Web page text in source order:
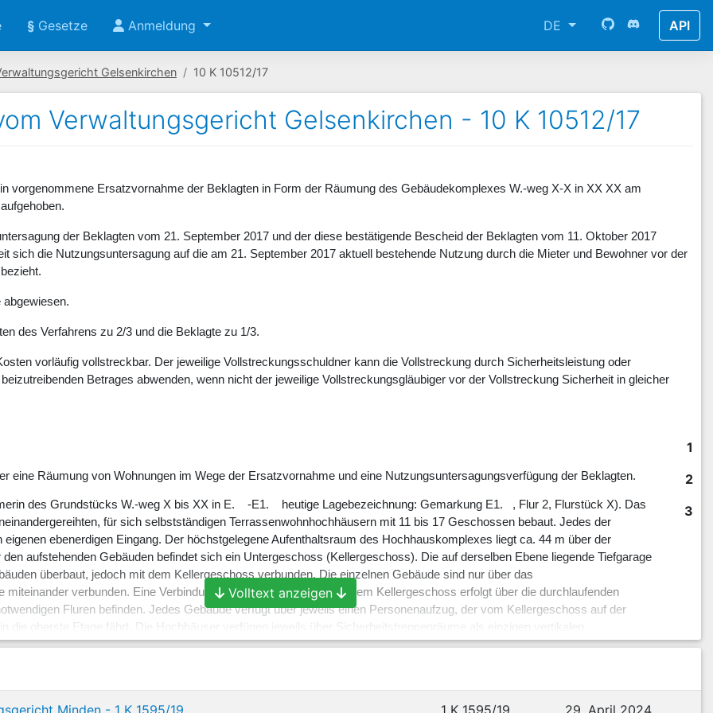
§ Gesetze Anmeldung DE API
Gelsenkirchen 10 K 10512/17
Verwaltungsgericht Gelsenkirchen - 10 K 10512/17
vorgenommene Ersatzvornahme der Beklagten in Form der Räumung des Gebäudekomplexes W.-weg X-X in XX XX am
der Beklagten vom 21. September 2017 und der diese bestätigende Bescheid der Beklagten vom 11. Oktober 2017
sich die Nutzungsuntersagung auf die am 21. September 2017 aktuell bestehende Nutzung durch die Mieter und Bewohner vor der
abgewiesen.
des Verfahrens zu 2/3 und die Beklagte zu 1/3.
vorläufig vollstreckbar. Der jeweilige Vollstreckungsschuldner kann die Vollstreckung durch Sicherheitsleistung oder
Betrages abwenden, wenn nicht der jeweilige Vollstreckungsgläubiger vor der Vollstreckung Sicherheit in gleicher
1
2
eine Räumung von Wohnungen im Wege der Ersatzvornahme und eine Nutzungsuntersagungsverfügung der Beklagten.
3
des Grundstücks W.-weg X bis XX in E. -E1. heutige Lagebezeichnung: Gemarkung E1. , Flur 2, Flurstück X). Das
für sich selbstständigen Terrassenwohnhochhäusern mit 11 bis 17 Geschossen bebaut. Jedes der
eigenen ebenerdigen Eingang. Der höchstgelegene Aufenthaltsraum des Hochhauskomplexes liegt ca. 44 m über der
aufstehenden Gebäuden befindet sich ein Untergeschoss (Kellergeschoss). Die auf derselben Ebene liegende Tiefgarage
überbaut, jedoch mit dem Kellergeschoss verbunden. Die einzelnen Gebäude sind nur über das
miteinander verbunden. Eine Verbindung der Wohngeschosse mit dem Kellergeschoss erfolgt über die durchlaufenden
Fluren befinden. Jedes Gebäude verfügt über jeweils einen Personenaufzug, der vom Kellergeschoss auf der
die oberste Etage fährt. Die Hochhäuser verfügen jeweils über Sicherheitstreppenräume als einzigen vertikalen
enden im Erdgeschoss im Freien. Über eine vom Freien zugängliche Tür erfolgt der Zugang zum
sind zwischen zwei und acht Wohnungen angeschlossen. In den oberen Geschossen haben die notwendigen Flure auf
Volltext anzeigen
Minden - 1 K 1595/19 1 K 1595/19 29. April 2024